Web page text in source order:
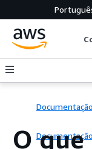
Documentação
O que